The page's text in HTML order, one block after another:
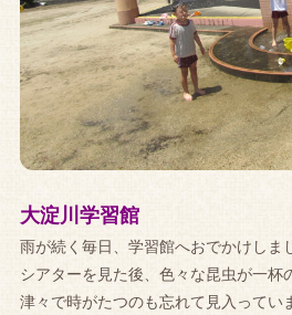
大淀川学習館
雨が続く毎日、学習館へおでかけしま
シアターを見た後、色々な昆虫が一杯
津々で時がたつのも忘れて見入ってい